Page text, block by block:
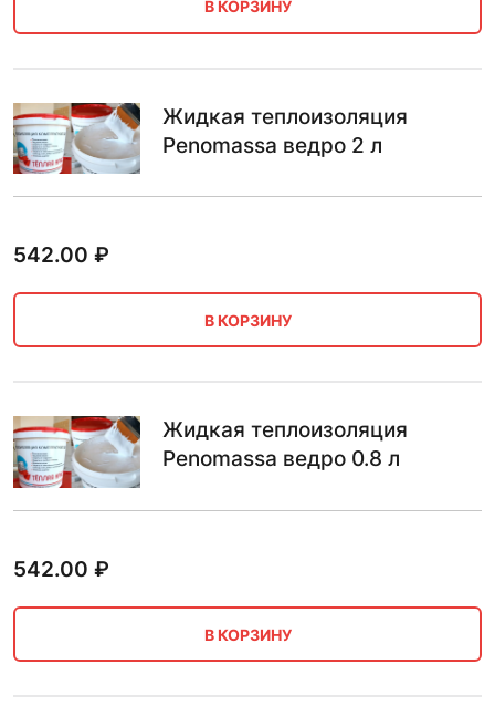
В КОРЗИНУ
Жидкая теплоизоляция
Penomassa ведро 2 л
542.00 ₽
В КОРЗИНУ
Жидкая теплоизоляция
Penomassa ведро 0.8 л
542.00 ₽
В КОРЗИНУ